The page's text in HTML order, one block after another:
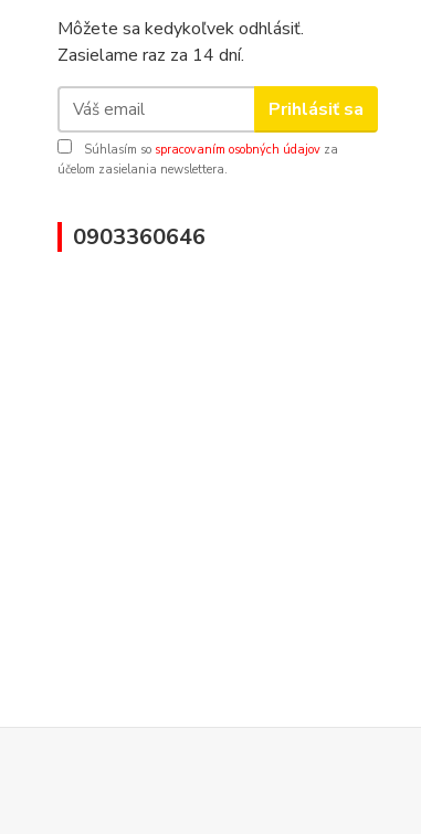
Môžete sa kedykoľvek odhlásiť.
Zasielame raz za 14 dní.
Prihlásiť sa
Súhlasím so spracovaním osobných údajov za
účelom zasielania newslettera.
0903360646